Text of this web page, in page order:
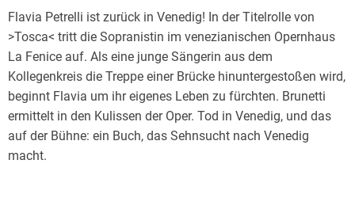
Flavia Petrelli ist zurück in Venedig! In der Titelrolle von
>Tosca< tritt die Sopranistin im venezianischen Opernhaus
La Fenice auf. Als eine junge Sängerin aus dem
Kollegenkreis die Treppe einer Brücke hinuntergestoßen wird,
beginnt Flavia um ihr eigenes Leben zu fürchten. Brunetti
ermittelt in den Kulissen der Oper. Tod in Venedig, und das
auf der Bühne: ein Buch, das Sehnsucht nach Venedig
macht.